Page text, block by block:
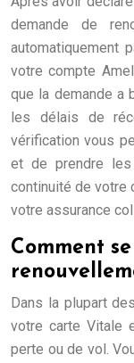
demande de
automatiquement
votre compte
que la demande a
les délais de
vérification vous
et de prendre les
continuité de votre
votre assurance
Comment
Dans la plupart
votre carte Vitale
perte ou de vol.